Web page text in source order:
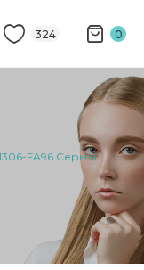
324 0
FA96 Серьги